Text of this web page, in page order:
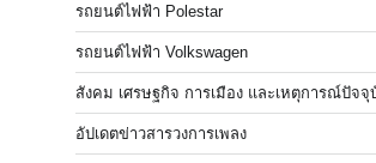
รถยนต์ไฟฟ้า Polestar
รถยนต์ไฟฟ้า Volkswagen
สังคม เศรษฐกิจ การเมือง และเหตุการณ์ปัจจุ
อัปเดตข่าวสารวงการเพลง